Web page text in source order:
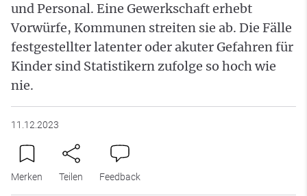
und Personal. Eine Gewerkschaft erhebt
Vorwürfe, Kommunen streiten sie ab. Die Fälle
festgestellter latenter oder akuter Gefahren für
Kinder sind Statistikern zufolge so hoch wie
nie.
11.12.2023
Merken Teilen Feedback